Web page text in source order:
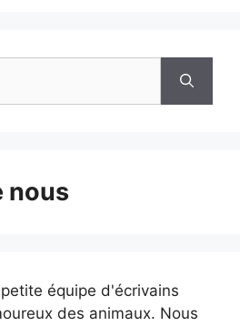
nous
équipe d'écrivains
des animaux. Nous